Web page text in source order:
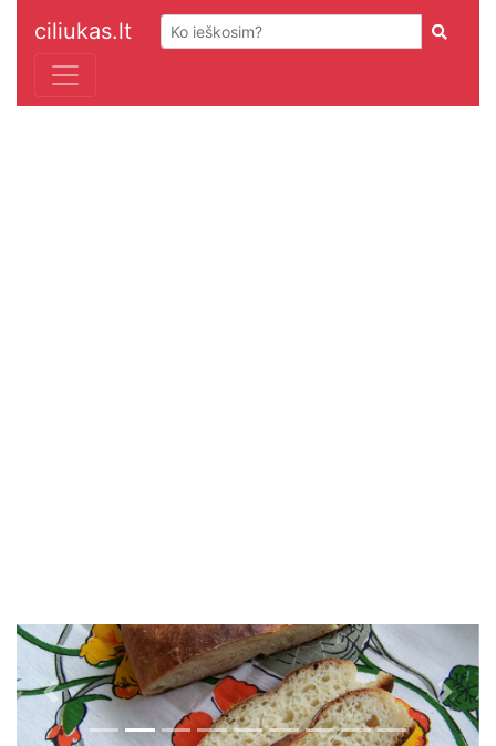
ciliukas.lt
Previous Next